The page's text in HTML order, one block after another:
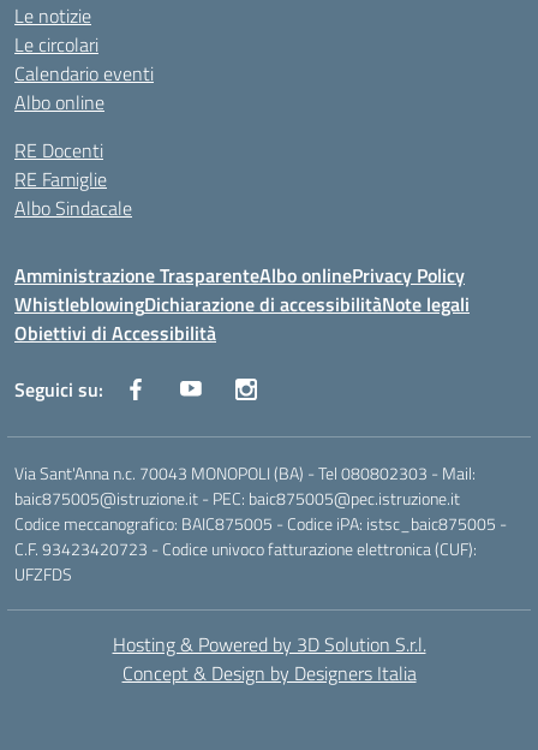
Le notizie
Le circolari
Calendario eventi
Albo online
RE Docenti
RE Famiglie
Albo Sindacale
Amministrazione TrasparenteAlbo onlinePrivacy Policy
WhistleblowingDichiarazione di accessibilitàNote legali
Obiettivi di Accessibilità
Seguici su:
Via Sant'Anna n.c. 70043 MONOPOLI (BA) - Tel 080802303 - Mail:
baic875005@istruzione.it - PEC: baic875005@pec.istruzione.it
Codice meccanografico: BAIC875005 - Codice iPA: istsc_baic875005 -
C.F. 93423420723 - Codice univoco fatturazione elettronica (CUF):
UFZFDS
Hosting & Powered by 3D Solution S.r.l.
Concept & Design by Designers Italia